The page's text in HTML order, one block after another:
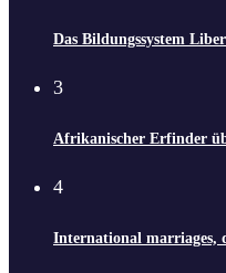
Das Bildungssystem
3
Afrikanischer Erfinder
4
International marriages,